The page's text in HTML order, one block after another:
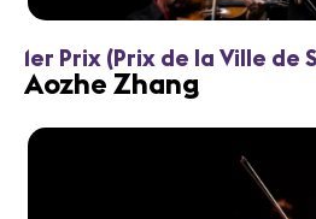
1er Prix (Prix de la Ville de
Aozhe Zhang